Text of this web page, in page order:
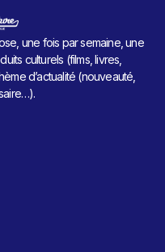
une fois par semaine, une
culturels (films, livres,
d’actualité (nouveauté,